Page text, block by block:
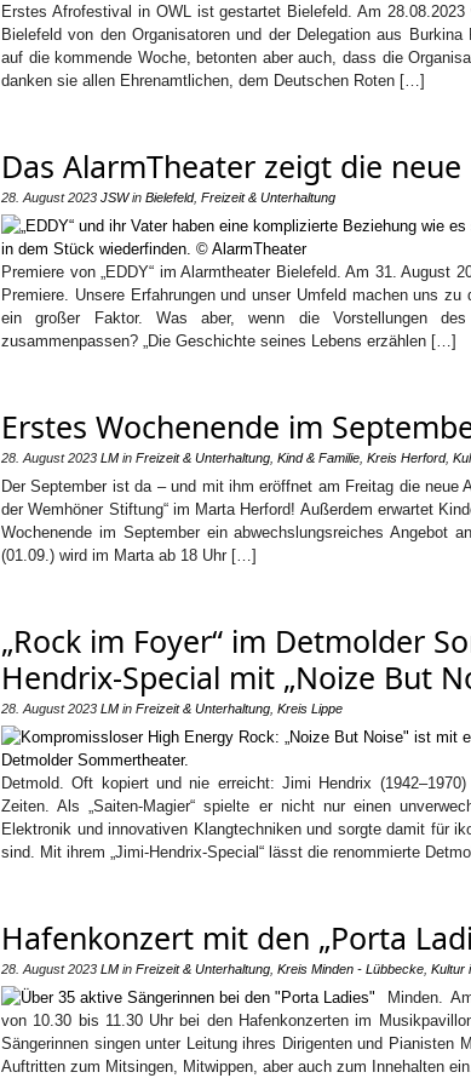
Erstes Afrofestival in OWL ist gestartet Bielefeld. Am
Bielefeld von den Organisatoren und der Delegation aus
auf die kommende Woche, betonten aber auch, dass die
danken sie allen Ehrenamtlichen, dem Deutschen Roten […]
Das AlarmTheater zeigt die neue
28. August 2023 JSWin Bielefeld, Freizeit & Unterhaltung
Premiere von „EDDY“ im Alarmtheater Bielefeld. Am 31. August
Premiere. Unsere Erfahrungen und unser Umfeld machen uns
ein großer Faktor. Was aber, wenn die Vorstellungen
zusammenpassen? „Die Geschichte seines Lebens erzählen […]
Erstes Wochenende im
28. August 2023 LM in Freizeit & Unterhaltung Kind & Familie Kreis Herford,
Der September ist da – und mit ihm eröffnet am Freitag die neue
der Wemhöner Stiftung“ im Marta Herford! Außerdem erwartet
Wochenende im September ein abwechslungsreiches Angebot
(01.09.) wird im Marta ab 18 Uhr […]
„Rock im Foyer“ im Detmolder
Hendrix-Special mit „Noize But
28. August 2023 LM in Freizeit & Unterhaltung Kreis Lippe
Detmold. Oft kopiert und nie erreicht: Jimi Hendrix
Zeiten. Als „Saiten-Magier“ spielte er nicht nur einen
Elektronik und innovativen Klangtechniken und sorgte damit für
sind. Mit ihrem „Jimi-Hendrix-Special“ lässt die renommierte
Hafenkonzert mit den „Porta
28. August 2023 LM in Freizeit & Unterhaltung Kreis Minden - Lübbecke Kultur
Minden.
von 10.30 bis 11.30 Uhr bei den Hafenkonzerten im
Sängerinnen singen unter Leitung ihres Dirigenten und Pianisten
Auftritten zum Mitsingen, Mitwippen, aber auch zum Innehalten